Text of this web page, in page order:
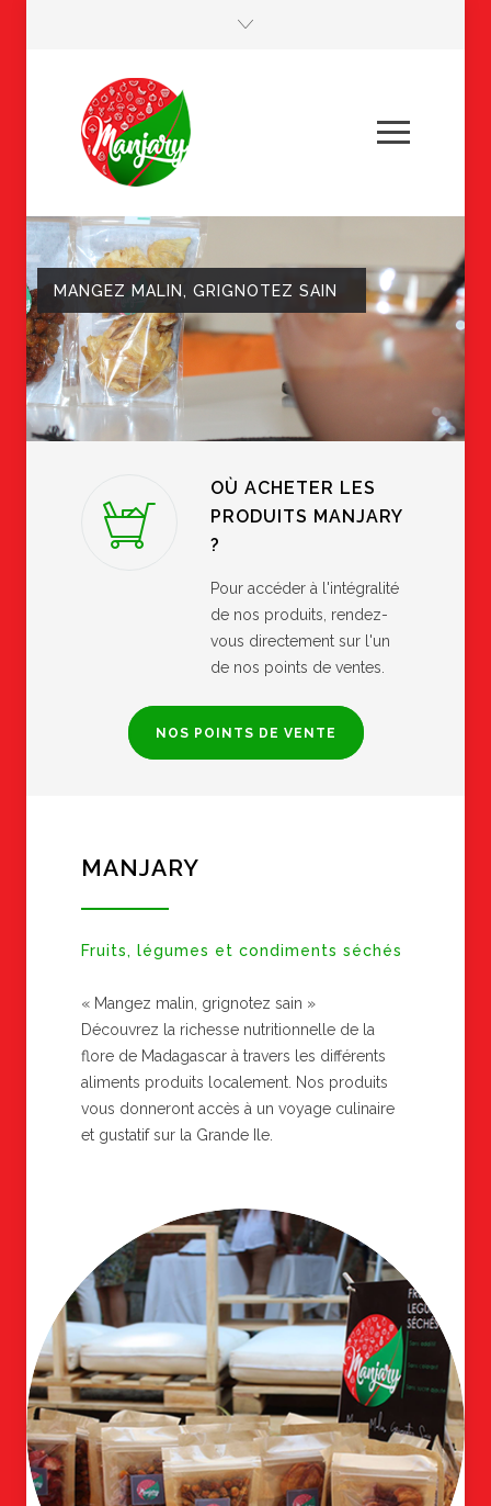
MANGEZ MALIN, GRIGNOTEZ SAIN
OÙ ACHETER LES
PRODUITS MANJARY
?
Pour accéder à l'intégralité
de nos produits, rendez-
vous directement sur l'un
de nos points de ventes.
NOS POINTS DE VENTE
MANJARY
Fruits, légumes et condiments séchés
« Mangez malin, grignotez sain »
Découvrez la richesse nutritionnelle de la
flore de Madagascar à travers les différents
aliments produits localement. Nos produits
vous donneront accès à un voyage culinaire
et gustatif sur la Grande Ile.